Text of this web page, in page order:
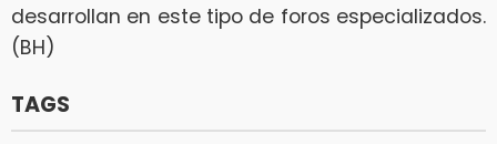
desarrollan en este tipo de foros especializados.
(BH)
TAGS